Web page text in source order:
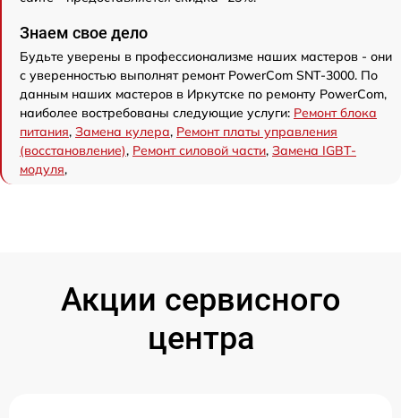
Знаем свое дело
Будьте уверены в профессионализме наших мастеров - они
с уверенностью выполнят ремонт PowerCom SNT-3000. По
данным наших мастеров в Иркутске по ремонту PowerCom,
наиболее востребованы следующие услуги: Ремонт блока
питания, Замена кулера, Ремонт платы управления
(восстановление), Ремонт силовой части, Замена IGBT-
модуля,
Акции сервисного
центра